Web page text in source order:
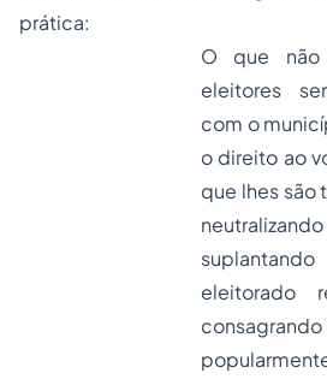
prática:
O que
eleitores
com o
o direito ao
que lhes são
eleitorado